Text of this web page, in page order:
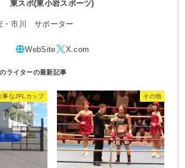
東スポ(東小岩スポーツ)
・市川 サポーター
事なJFLカップ その他